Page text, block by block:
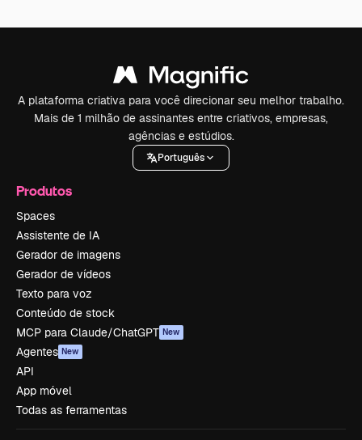
A plataforma criativa para você direcionar seu melhor trabalho.
Mais de 1 milhão de assinantes entre criativos, empresas,
agências e estúdios.
Português
Produtos
Spaces
Assistente de IA
Gerador de imagens
Gerador de vídeos
Texto para voz
Conteúdo de stock
MCP para Claude/ChatGPT New
Agentes New
API
App móvel
Todas as ferramentas